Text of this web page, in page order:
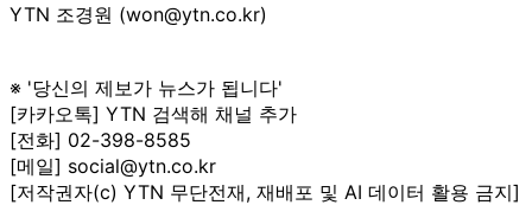
YTN 조경원 (won@ytn.co.kr)
※ '당신의 제보가 뉴스가 됩니다'
[카카오톡] YTN 검색해 채널 추가
[전화] 02-398-8585
[메일] social@ytn.co.kr
[저작권자(c) YTN 무단전재, 재배포 및 AI 데이터 활용 금지]